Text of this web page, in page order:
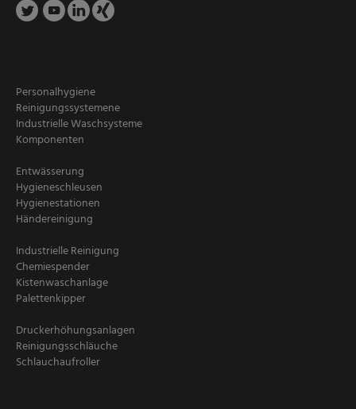
Personalhygiene
Reinigungssystemene
Industrielle Waschsysteme
Komponenten
Entwässerung
Hygieneschleusen
Hygienestationen
Händereinigung
Industrielle Reinigung
Chemiespender
Kistenwaschanlage
Palettenkipper
Druckerhöhungsanlagen
Reinigungsschläuche
Schlauchaufroller